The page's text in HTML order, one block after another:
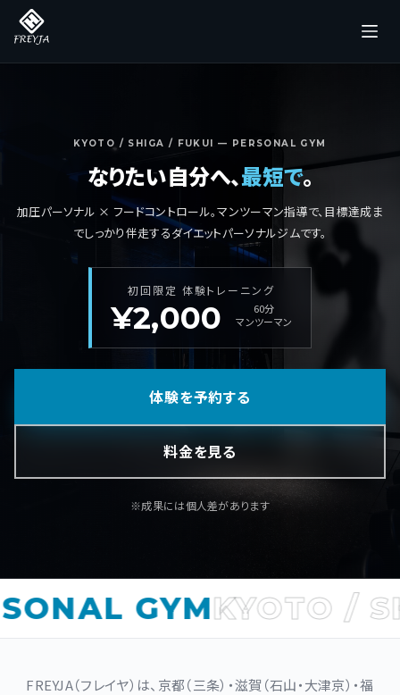
テ
KYOTO / SHIGA / FUKUI — PERSONAL GYM
なりたい自分へ、最短で。
加圧パーソナル × フードコントロール。マンツーマン指導で、目標達成ま
でしっかり伴走するダイエットパーソナルジムです。
初回限定 体験トレーニング
¥2,000
60分
マンツーマン
体験を予約する
料金を見る
※成果には個人差があります
GYMKYOTO /
FREYJA（フレイヤ）は、京都（三条）・滋賀（石山・大津京）・福